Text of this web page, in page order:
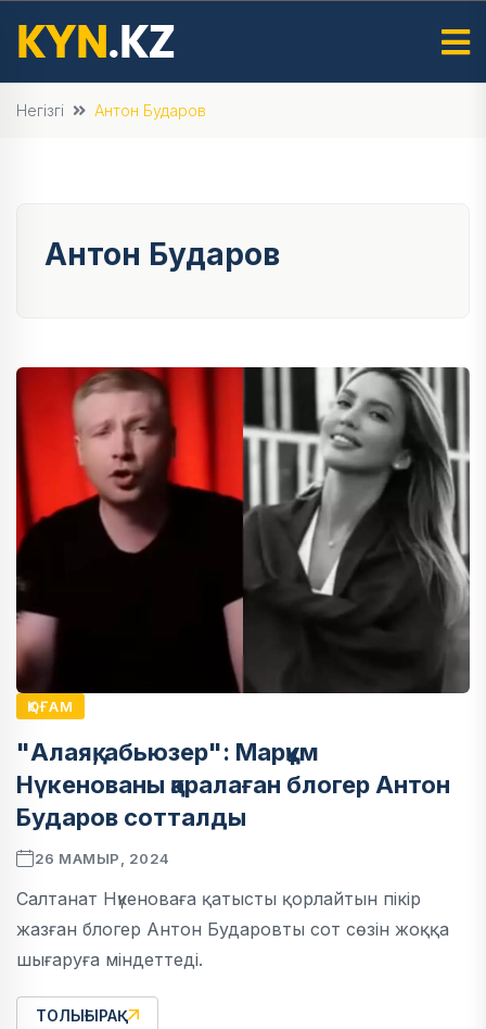
Негізгі Антон Бударов
Антон Бударов
ҚОҒАМ
"Алаяқ, абьюзер": Марқұм
Нүкенованы қаралаған блогер Антон
Бударов сотталды
26 МАМЫР, 2024
Салтанат Нүкеноваға қатысты қорлайтын пікір
жазған блогер Антон Бударовты сот сөзін жоққа
шығаруға міндеттеді.
ТОЛЫҒЫРАҚ